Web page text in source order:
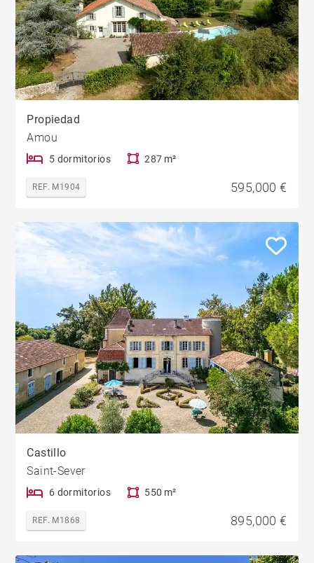
Propiedad
Amou
5 dormitorios 287 m²
REF. M1904 595,000 €
Castillo
Saint-Sever
6 dormitorios 550 m²
REF. M1868 895,000 €